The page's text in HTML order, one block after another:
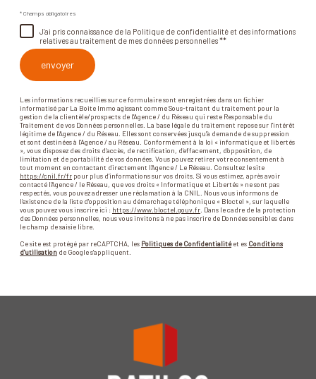
* Champs obligatoires
J'ai pris connaissance de la Politique de confidentialité et des informations
relatives au traitement de mes données personnelles **
envoyer
Les informations recueillies sur ce formulaire sont enregistrées dans un fichier
informatisé par La Boite Immo agissant comme Sous-traitant du traitement pour la
gestion de la clientèle/prospects de l'Agence / du Réseau qui reste Responsable du
Traitement de vos Données personnelles. La base légale du traitement repose sur l'intérêt
légitime de l'Agence / du Réseau. Elles sont conservées jusqu'à demande de suppression
et sont destinées à l'Agence / au Réseau. Conformément à la loi « informatique et libertés
», vous disposez des droits d’accès, de rectification, d’effacement, d’opposition, de
limitation et de portabilité de vos données. Vous pouvez retirer votre consentement à
tout moment en contactant directement l’Agence / Le Réseau. Consultez le site
https://cnil.fr/fr pour plus d’informations sur vos droits. Si vous estimez, après avoir
contacté l'Agence / le Réseau, que vos droits « Informatique et Libertés » ne sont pas
respectés, vous pouvez adresser une réclamation à la CNIL. Nous vous informons de
l’existence de la liste d'opposition au démarchage téléphonique « Bloctel », sur laquelle
vous pouvez vous inscrire ici : https://www.bloctel.gouv.fr . Dans le cadre de la protection
des Données personnelles, nous vous invitons à ne pas inscrire de Données sensibles dans
le champ de saisie libre.
Ce site est protégé par reCAPTCHA, les Politiques de Confidentialitéet es Conditions
d'utilisation de Google s'appliquent.